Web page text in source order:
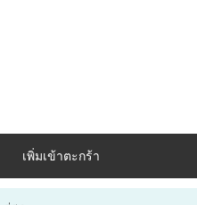
เพิ่มเข้าตะกร้า